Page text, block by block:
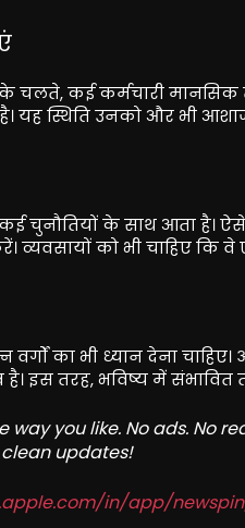
चलते, कई कर्मचारी
यह स्थिति उनको और भी
चुनौतियों के साथ आता है।
व्यवसायों को भी चाहिए कि
वर्गों का भी ध्यान देना
इस तरह, भविष्य में संभावित
way you like. No ads. No
updates!
in/app/